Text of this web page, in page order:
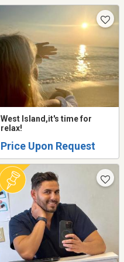
West Island,it's time for
relax!
Price Upon Request